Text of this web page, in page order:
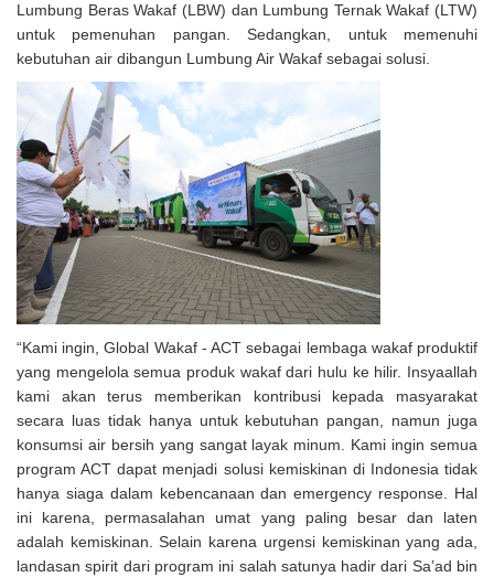
Lumbung Beras Wakaf (LBW) dan Lumbung Ternak Wakaf (LTW)
untuk pemenuhan pangan. Sedangkan, untuk memenuhi
kebutuhan air dibangun Lumbung Air Wakaf sebagai solusi.
“Kami ingin, Global Wakaf - ACT sebagai lembaga wakaf produktif
yang mengelola semua produk wakaf dari hulu ke hilir. Insyaallah
kami akan terus memberikan kontribusi kepada masyarakat
secara luas tidak hanya untuk kebutuhan pangan, namun juga
konsumsi air bersih yang sangat layak minum. Kami ingin semua
program ACT dapat menjadi solusi kemiskinan di Indonesia tidak
hanya siaga dalam kebencanaan dan emergency response. Hal
ini karena, permasalahan umat yang paling besar dan laten
adalah kemiskinan. Selain karena urgensi kemiskinan yang ada,
landasan spirit dari program ini salah satunya hadir dari Sa’ad bin